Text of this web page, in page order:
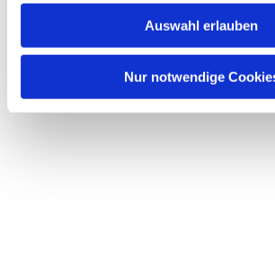
Auswahl erlauben
Nur notwendige